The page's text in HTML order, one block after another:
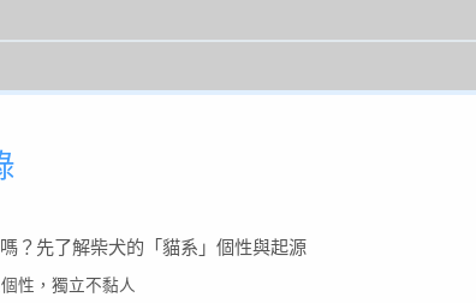
？先了解柴犬的「貓系」個性與起源
性，獨立不黏人